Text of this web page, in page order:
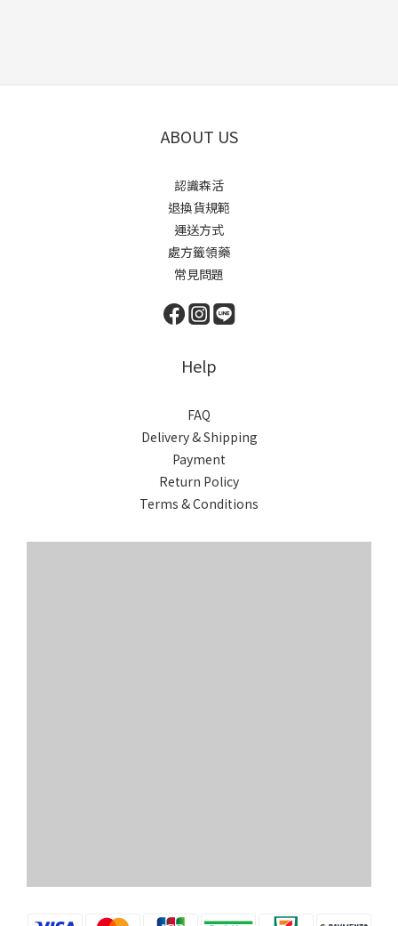
ABOUT US
認識森活
退換貨規範
運送方式
處方籤領藥
常見問題
Help
FAQ
Delivery & Shipping
Payment
Return Policy
Terms & Conditions